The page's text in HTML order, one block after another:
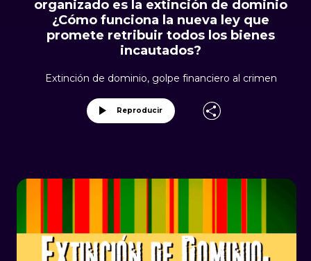
organizado es la extinción de dominio
¿Cómo funciona la nueva ley que
promete retribuir todos los bienes
incautados?
Extinción de dominio, golpe financiero al crimen
Reproducir